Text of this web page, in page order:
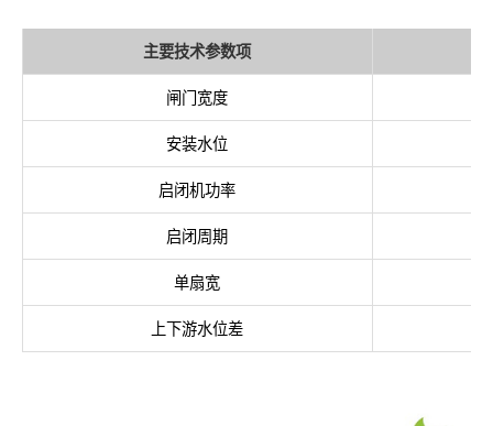
主要技术参数项
闸门宽度
安装水位
启闭机功率
启闭周期
单扇宽
上下游水位差